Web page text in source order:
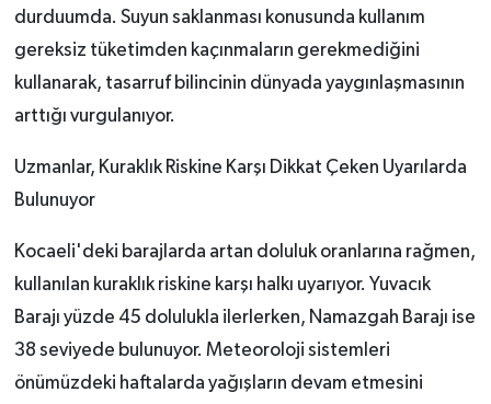
durduumda. Suyun saklanması konusunda kullanım
gereksiz tüketimden kaçınmaların gerekmediğini
kullanarak, tasarruf bilincinin dünyada yaygınlaşmasının
arttığı vurgulanıyor.
Uzmanlar, Kuraklık Riskine Karşı Dikkat Çeken Uyarılarda
Bulunuyor
Kocaeli'deki barajlarda artan doluluk oranlarına rağmen,
kullanılan kuraklık riskine karşı halkı uyarıyor. Yuvacık
Barajı yüzde 45 dolulukla ilerlerken, Namazgah Barajı ise
38 seviyede bulunuyor. Meteoroloji sistemleri
önümüzdeki haftalarda yağışların devam etmesini